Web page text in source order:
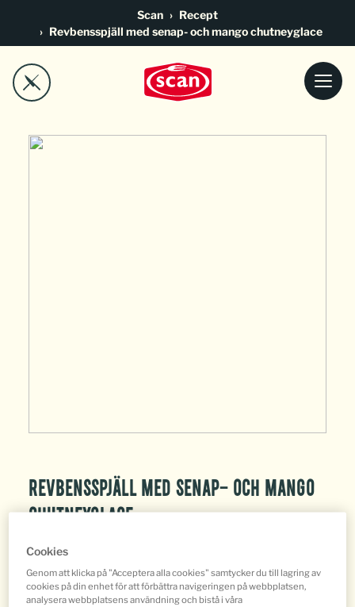
Scan
Recept
Revbensspjäll med senap- och mango chutneyglace
Revbensspjäll med senap- och mango
chutneyglace
Ugnssteka
Cookies
Genom att klicka på "Acceptera alla cookies" samtycker du till lagring av
cookies på din enhet för att förbättra navigeringen på webbplatsen,
analysera webbplatsens användning och bistå i våra